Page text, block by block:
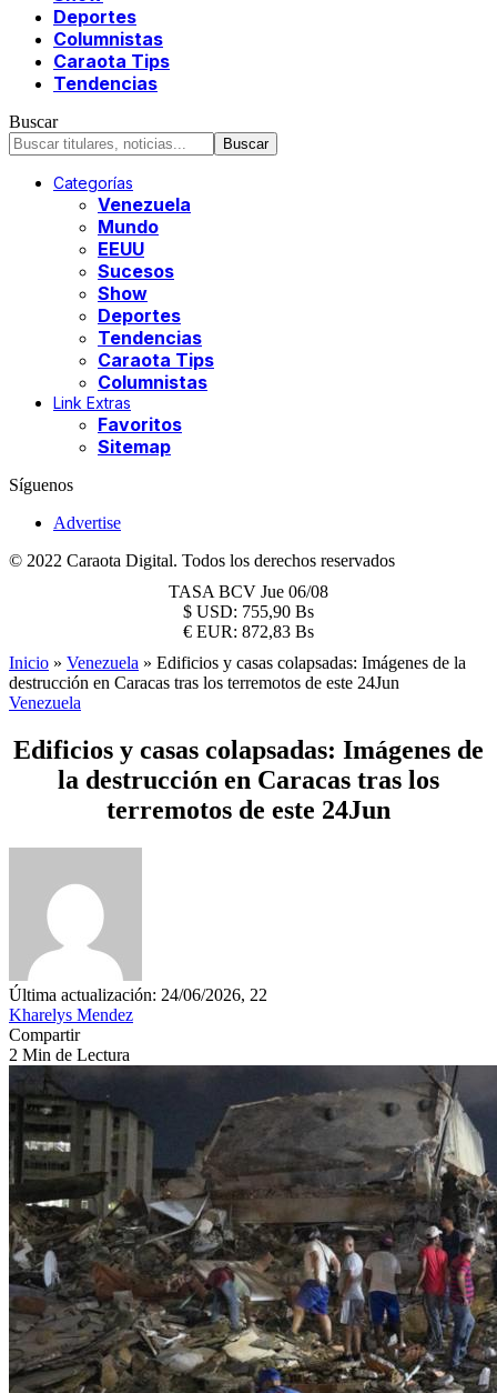
Deportes
Columnistas
Caraota Tips
Tendencias
Buscar
Categorías
Venezuela
Mundo
EEUU
Sucesos
Show
Deportes
Tendencias
Caraota Tips
Columnistas
Link Extras
Favoritos
Sitemap
Síguenos
Advertise
© 2022 Caraota Digital. Todos los derechos reservados
TASA BCV Jue 06/08
$ USD: 755,90 Bs
€ EUR: 872,83 Bs
Inicio » Venezuela » Edificios y casas colapsadas: Imágenes de la
destrucción en Caracas tras los terremotos de este 24Jun
Venezuela
Edificios y casas colapsadas: Imágenes de
la destrucción en Caracas tras los
terremotos de este 24Jun
Última actualización: 24/06/2026, 22
Kharelys Mendez
Compartir
2 Min de Lectura